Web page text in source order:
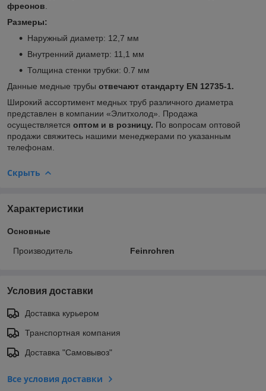
фреонов
Размеры:
Наружный диаметр: 12,7 мм
Внутренний диаметр: 11,1 мм
Толщина стенки трубки: 0.7 мм
Данные медные трубы отвечают стандарту EN 12735-1.
Широкий ассортимент медных труб различного диаметра
представлен в компании «Элитхолод». Продажа
осуществляется оптом и в розницу. По вопросам оптовой
продажи свяжитесь нашими менеджерами по указанным
телефонам.
Скрыть
Характеристики
Основные
Производитель Feinrohren
Условия доставки
Доставка курьером
Транспортная компания
Доставка "Самовывоз"
Все условия доставки